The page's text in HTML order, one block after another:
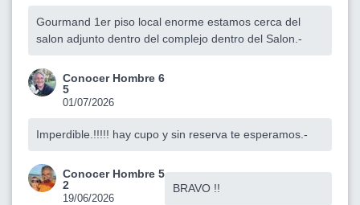
Gourmand 1er piso local enorme estamos cerca del
salon adjunto dentro del complejo dentro del Salon.-
Conocer Hombre 6
5
01/07/2026
Imperdible.!!!!! hay cupo y sin reserva te esperamos.-
Conocer Hombre 5
2
19/06/2026
BRAVO !!